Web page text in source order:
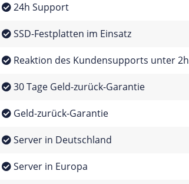
24h Support
SSD-Festplatten im Einsatz
Reaktion des Kundensupports unter 2h
30 Tage Geld-zurück-Garantie
Geld-zurück-Garantie
Server in Deutschland
Server in Europa